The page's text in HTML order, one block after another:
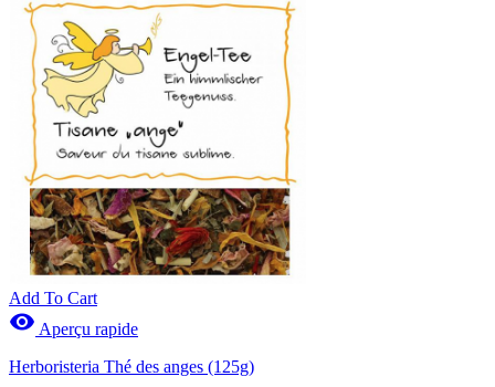
Add To Cart
 Aperçu rapide
Herboristeria Thé des anges (125g)